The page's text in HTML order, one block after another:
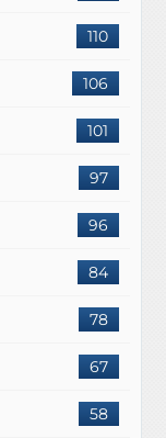
110
106
101
97
96
84
78
67
58